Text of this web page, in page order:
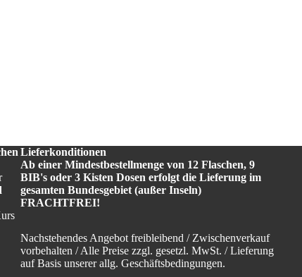
Lieferkonditionen
Ab einer Mindestbestellmenge von 12 Flaschen, 9
BIB's oder 3 Kisten Dosen erfolgt die Lieferung im
gesamten Bundesgebiet (außer Inseln)
FRACHTFREI!
Nachstehendes Angebot freibleibend / Zwischenverkauf
vorbehalten / Alle Preise zzgl. gesetzl. MwSt. / Lieferung
auf Basis unserer allg. Geschäftsbedingungen.